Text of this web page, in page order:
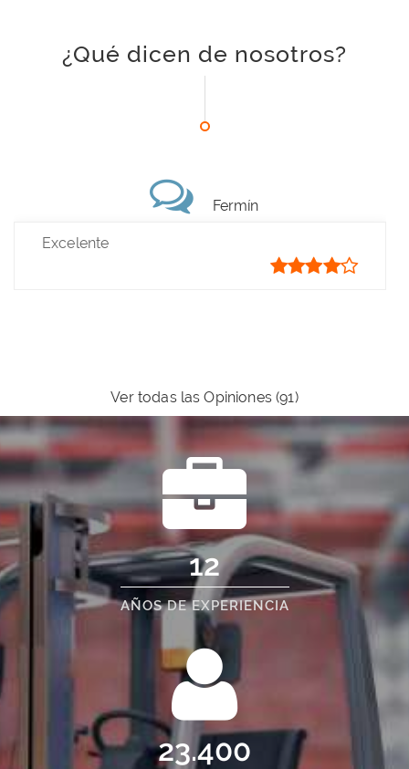
¿Qué dicen de nosotros?
Fermín
Excelente
Ver todas las Opiniones (91)
12
AÑOS DE EXPERIENCIA
23.400